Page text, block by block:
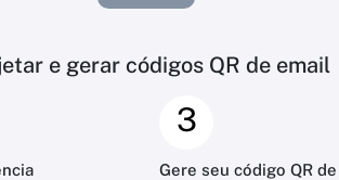
e gerar códigos QR de email
3
Gere seu código QR